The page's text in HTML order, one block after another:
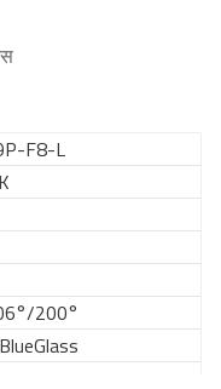
F8-L
200°